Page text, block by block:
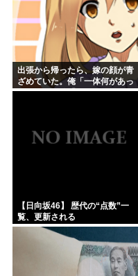
お絵描きAIくん、読む本が
お前らお盆の準備をしたか
出張から帰ったら、嫁の顔が青
ざめていた。俺「一体何があっ
たんだ？」嫁「…」→子供たち
【日向坂46】 歴代の“点数”一
覧、更新される